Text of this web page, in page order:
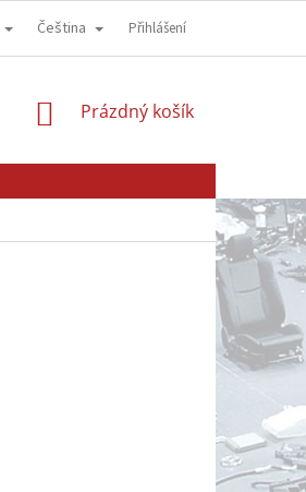
GDPR - OCHRANA OSOBNÍCH ÚDAJŮ
Čeština Přihlášení
NÁKUPNÍ
Prázdný košík